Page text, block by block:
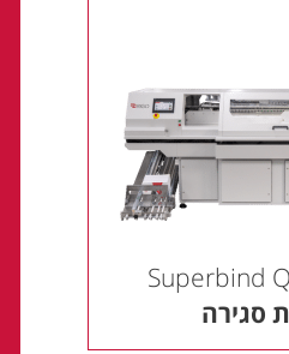
Superbind
סגירה